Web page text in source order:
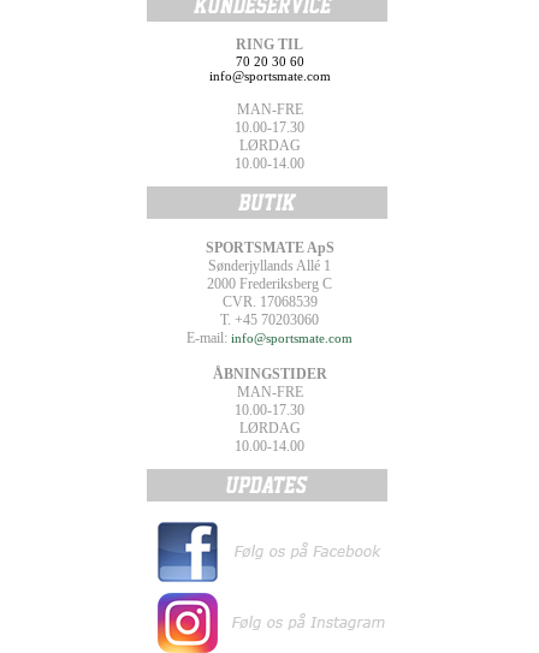
RING TIL
70 20 30 60
info@sportsmate.com
MAN-FRE
10.00-17.30
LØRDAG
10.00-14.00
SPORTSMATE ApS
Sønderjyllands Allé 1
2000 Frederiksberg C
CVR. 17068539
T. +45 70203060
E-mail: info@sportsmate.com
ÅBNINGSTIDER
MAN-FRE
10.00-17.30
LØRDAG
10.00-14.00